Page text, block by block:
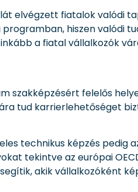
elvégzett fiatalok valódi
hiszen valódi
a fiatal vállalkozók
szakképzésért felelős
tud karrierlehetőséget
technikus képzés pedig
tekintve az európai
akik vállalkozóként